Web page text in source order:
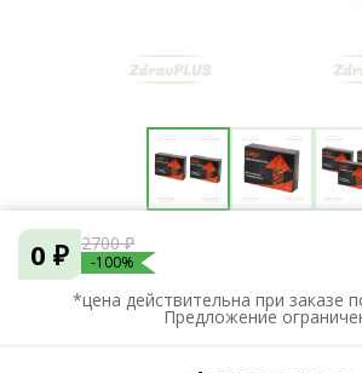
0 ₽ 2700 ₽
-100%
*цена действительна при заказе
Предложение